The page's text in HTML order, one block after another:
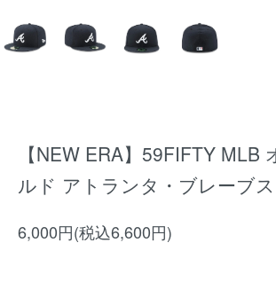
【NEW ERA】59FIFTY MLB
ルド アトランタ・ブレーブ
6,000円(税込6,600円)